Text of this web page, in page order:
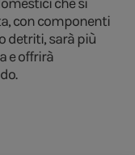
con componenti
detriti, sarà più
e offrirà